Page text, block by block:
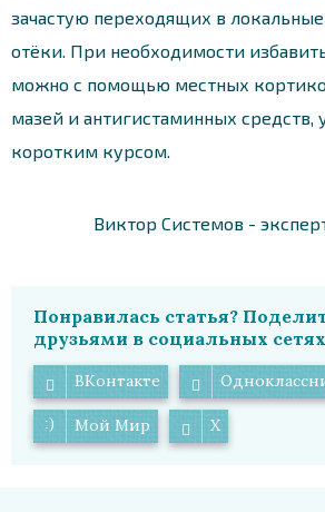
зачастую переходящих в
отёки. При необходимости
можно с помощью местных
мазей и антигистаминных средств,
коротким курсом.
Виктор Системов -
Понравилась статья?
друзьями в социальных
ВКонтакте
Мой Мир X